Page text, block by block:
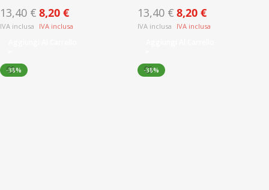
13,40 € 8,20 € 13,40 € 8,20 €
-38% -38%